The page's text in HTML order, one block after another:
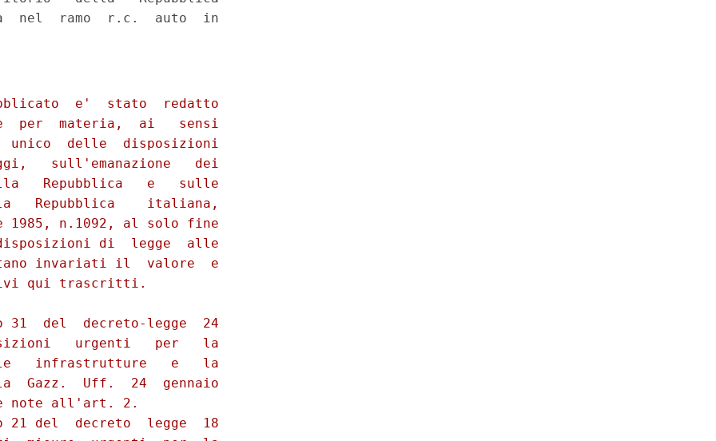
nel  ramo  r.c.  auto  in